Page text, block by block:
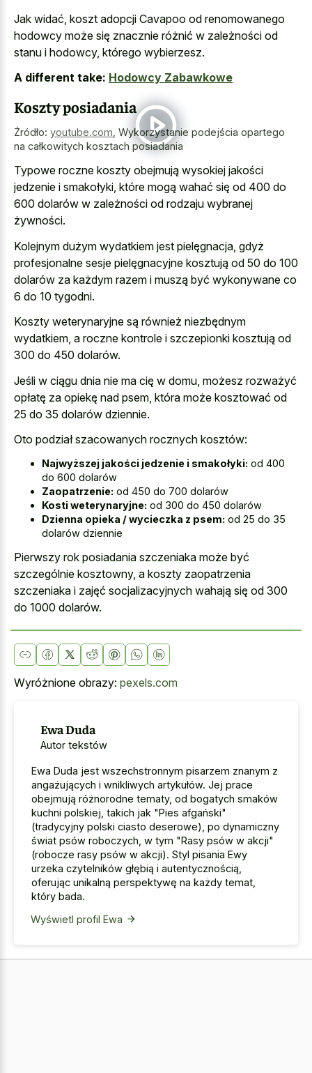
Jak widać, koszt adopcji Cavapoo od renomowanego
hodowcy może się znacznie różnić w zależności od
stanu i hodowcy, którego wybierzesz.
A different take: Hodowcy Zabawkowe
Koszty posiadania
Źródło: youtube.com Wykorzystanie podejścia opartego
na całkowitych kosztach posiadania
Typowe roczne koszty obejmują wysokiej jakości
jedzenie i smakołyki, które mogą wahać się od 400 do
600 dolarów w zależności od rodzaju wybranej
żywności.
Kolejnym dużym wydatkiem jest pielęgnacja, gdyż
profesjonalne sesje pielęgnacyjne kosztują od 50 do 100
dolarów za każdym razem i muszą być wykonywane co
6 do 10 tygodni.
Koszty weterynaryjne są również niezbędnym
wydatkiem, a roczne kontrole i szczepionki kosztują od
300 do 450 dolarów.
Jeśli w ciągu dnia nie ma cię w domu, możesz rozważyć
opłatę za opiekę nad psem, która może kosztować od
25 do 35 dolarów dziennie.
Oto podział szacowanych rocznych kosztów:
Najwyższej jakości jedzenie i smakołyki: od 400
do 600 dolarów
Zaopatrzenie: od 450 do 700 dolarów
Kosti weterynaryjne: od 300 do 450 dolarów
Dzienna opieka / wycieczka z psem: od 25 do 35
dolarów dziennie
Pierwszy rok posiadania szczeniaka może być
szczególnie kosztowny, a koszty zaopatrzenia
szczeniaka i zajęć socjalizacyjnych wahają się od 300
do 1000 dolarów.
Wyróżnione obrazy: pexels.com
Ewa Duda
Autor tekstów
Ewa Duda jest wszechstronnym pisarzem znanym z
angażujących i wnikliwych artykułów. Jej prace
obejmują różnorodne tematy, od bogatych smaków
kuchni polskiej, takich jak "Pies afgański"
(tradycyjny polski ciasto deserowe), po dynamiczny
świat psów roboczych, w tym "Rasy psów w akcji"
(robocze rasy psów w akcji). Styl pisania Ewy
urzeka czytelników głębią i autentycznością,
oferując unikalną perspektywę na każdy temat,
który bada.
Wyświetl profil Ewa